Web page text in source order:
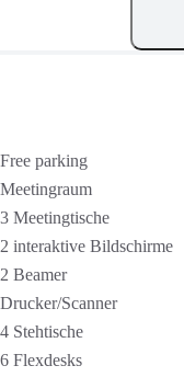
Free parking
Meetingraum
3 Meetingtische
2 interaktive Bildschirme
2 Beamer
Drucker/Scanner
4 Stehtische
6 Flexdesks